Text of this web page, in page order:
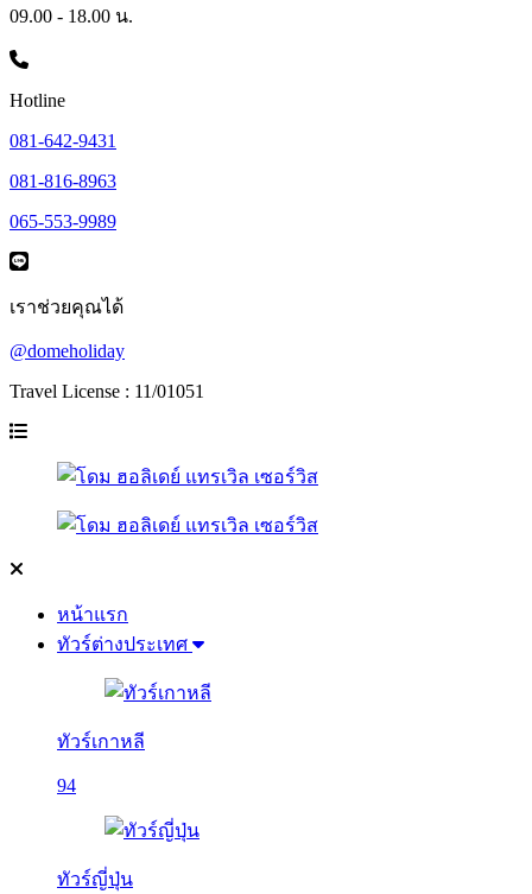
09.00 - 18.00 น.
Hotline
081-642-9431
081-816-8963
065-553-9989
เราช่วยคุณได้
@domeholiday
Travel License : 11/01051
หน้าแรก
ทัวร์ต่างประเทศ
ทัวร์เกาหลี
94
ทัวร์ญี่ปุ่น